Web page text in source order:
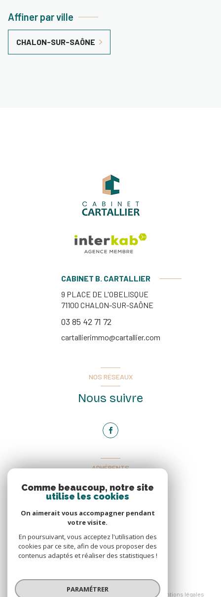
Affiner par ville
CHALON-SUR-SAÔNE
CABINET B. CARTALLIER
9 PLACE DE L'OBELISQUE
71100 CHALON-SUR-SAÔNE
03 85 42 71 72
cartallierimmo@cartallier.com
NOS RÉSEAUX
Nous suivre
ADHÉRENTS
Nous adhérons
© 2026 | Tous droits réservés
Mentions légales
Comme beaucoup, notre site
utilise les cookies
On aimerait vous accompagner pendant
votre visite.
En poursuivant, vous acceptez l'utilisation des
cookies par ce site, afin de vous proposer des
contenus adaptés et réaliser des statistiques !
PARAMÉTRER